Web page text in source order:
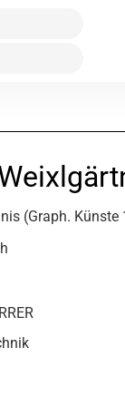
(Graph. Künste